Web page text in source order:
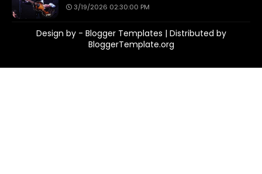
3/19/2026 02:30:00 PM
Design by - Blogger Templates | Distributed by
BloggerTemplate.org